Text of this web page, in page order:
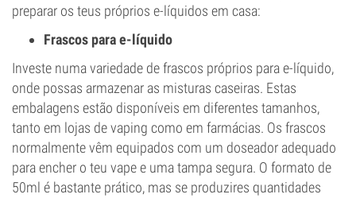
preparar os teus próprios e-líquidos em casa:
Frascos para e-líquido
Investe numa variedade de frascos próprios para e-líquido,
onde possas armazenar as misturas caseiras. Estas
embalagens estão disponíveis em diferentes tamanhos,
tanto em lojas de vaping como em farmácias. Os frascos
normalmente vêm equipados com um doseador adequado
para encher o teu vape e uma tampa segura. O formato de
50ml é bastante prático, mas se produzires quantidades